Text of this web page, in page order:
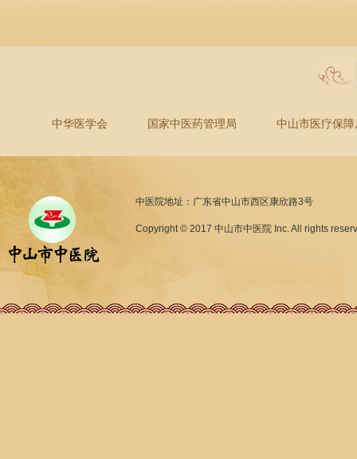
中华医学会 国家中医药管理局 中山市医疗保障
中医院地址：广东省中山市西区康欣路3号
Copyright © 2017 中山市中医院 Inc. All rights